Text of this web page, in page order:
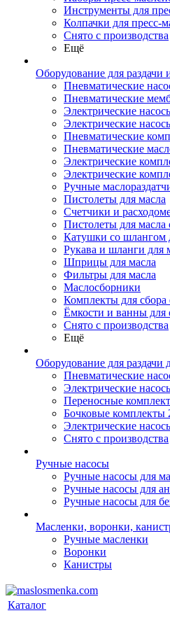
Инструменты для
Колпачки для пресс-
Снято с производства
Ещё
Оборудование для раздачи
Пневматические
Пневматические
Электрические
Электрические
Пневматические
Пневматические
Электрические
Электрические
Ручные
Пистолеты для масла
Счетчики и
Пистолеты для масла
Катушки со шлангом
Рукава и шланги для
Шприцы для масла
Фильтры для масла
Маслосборники
Комплекты для сбора
Ёмкости и ванны для
Снято с производства
Ещё
Оборудование для раздачи
Пневматические
Электрические
Переносные
Бочковые комплекты
Электрические
Снято с производства
Ручные насосы
Ручные насосы для
Ручные насосы для
Ручные насосы для
Масленки, воронки,
Ручные масленки
Воронки
Канистры
Каталог